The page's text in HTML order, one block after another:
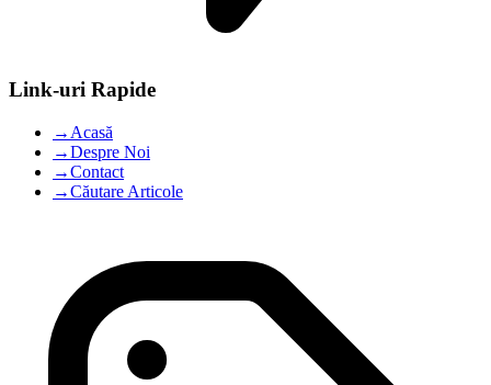
Link-uri Rapide
→ Acasă
→Despre Noi
→Contact
→Căutare Articole